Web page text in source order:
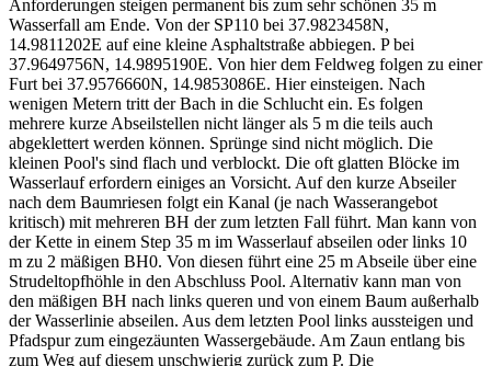
Anforderungen steigen permanent bis zum sehr schönen 35 m
Wasserfall am Ende. Von der SP110 bei 37.9823458N,
14.9811202E auf eine kleine Asphaltstraße abbiegen. P bei
37.9649756N, 14.9895190E. Von hier dem Feldweg folgen zu einer
Furt bei 37.9576660N, 14.9853086E. Hier einsteigen. Nach
wenigen Metern tritt der Bach in die Schlucht ein. Es folgen
mehrere kurze Abseilstellen nicht länger als 5 m die teils auch
abgeklettert werden können. Sprünge sind nicht möglich. Die
kleinen Pool's sind flach und verblockt. Die oft glatten Blöcke im
Wasserlauf erfordern einiges an Vorsicht. Auf den kurze Abseiler
nach dem Baumriesen folgt ein Kanal (je nach Wasserangebot
kritisch) mit mehreren BH der zum letzten Fall führt. Man kann von
der Kette in einem Step 35 m im Wasserlauf abseilen oder links 10
m zu 2 mäßigen BH0. Von diesen führt eine 25 m Abseile über eine
Strudeltopfhöhle in den Abschluss Pool. Alternativ kann man von
den mäßigen BH nach links queren und von einem Baum außerhalb
der Wasserlinie abseilen. Aus dem letzten Pool links aussteigen und
Pfadspur zum eingezäunten Wassergebäude. Am Zaun entlang bis
zum Weg auf diesem unschwierig zurück zum P. Die